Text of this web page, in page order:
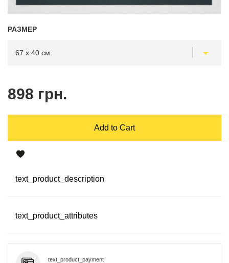
РАЗМЕР
898 грн.
Add to Cart
text_product_description
text_product_attributes
text_product_payment